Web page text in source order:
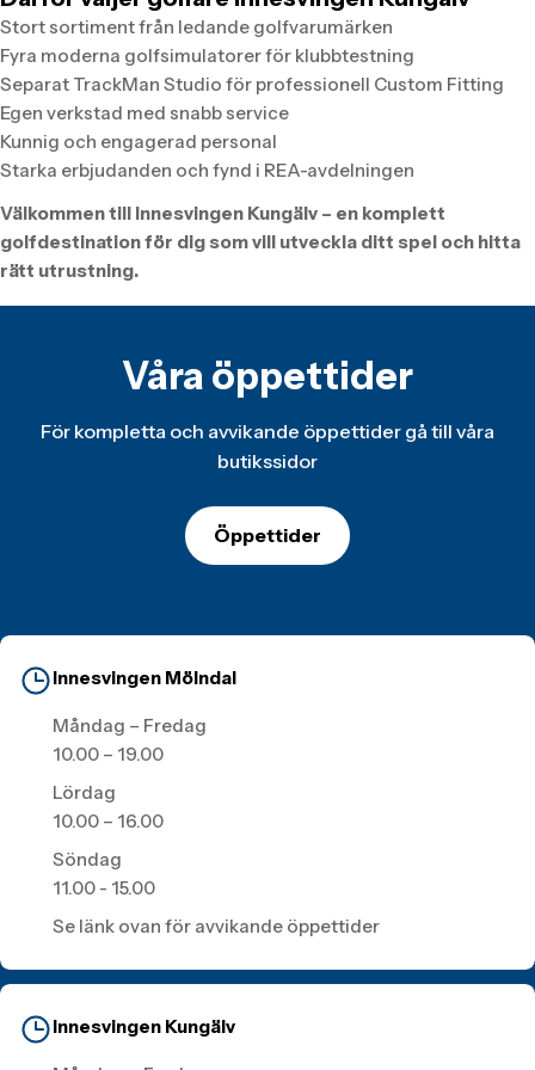
Stort sortiment från ledande golfvarumärken
Fyra moderna golfsimulatorer för klubbtestning
Separat TrackMan Studio för professionell Custom Fitting
Egen verkstad med snabb service
Kunnig och engagerad personal
Starka erbjudanden och fynd i REA-avdelningen
Välkommen till Innesvingen Kungälv – en komplett
golfdestination för dig som vill utveckla ditt spel och hitta
rätt utrustning.
Våra öppettider
För kompletta och avvikande öppettider gå till våra
butikssidor
Öppettider
Innesvingen Mölndal
Måndag – Fredag
10.00 – 19.00
Lördag
10.00 – 16.00
Söndag
11.00 - 15.00
Se länk ovan för avvikande öppettider
Innesvingen Kungälv